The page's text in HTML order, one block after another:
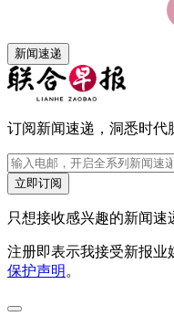
新闻速递
订阅新闻速递，洞悉时代
立即订阅
只想接收感兴趣的新闻速
注册即表示我接受新报业
保护声明 。